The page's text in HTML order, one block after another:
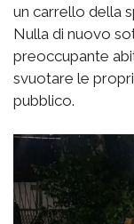
un carrello della
Nulla di nuovo
preoccupante
svuotare le
pubblico.